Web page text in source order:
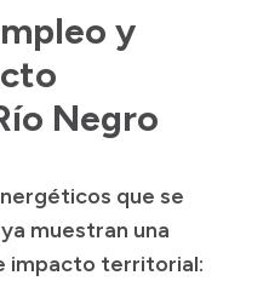
y
Negro
que se
muestran una
impacto territorial: